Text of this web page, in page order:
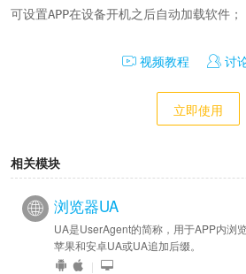
可设置APP在设备开机之后自动加载软件；
视频教程 讨
立即使用
相关模块
浏览器UA
UA是UserAgent的简称，用于APP内浏
苹果和安卓UA或UA追加后缀。
|